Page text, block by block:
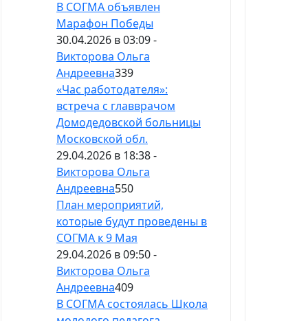
В СОГМА объявлен
Марафон Победы
30.04.2026 в 03:09 -
Викторова Ольга
Андреевна339
«Час работодателя»:
встреча с главврачом
Домодедовской больницы
Московской обл.
29.04.2026 в 18:38 -
Викторова Ольга
Андреевна550
План мероприятий,
которые будут проведены в
СОГМА к 9 Мая
29.04.2026 в 09:50 -
Викторова Ольга
Андреевна409
В СОГМА состоялась Школа